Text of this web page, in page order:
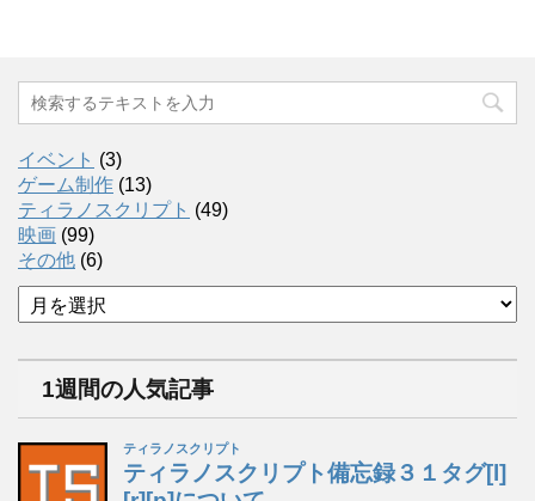
イベント (3)
ゲーム制作 (13)
ティラノスクリプト (49)
映画 (99)
その他 (6)
ア
ー
1週間の人気記事